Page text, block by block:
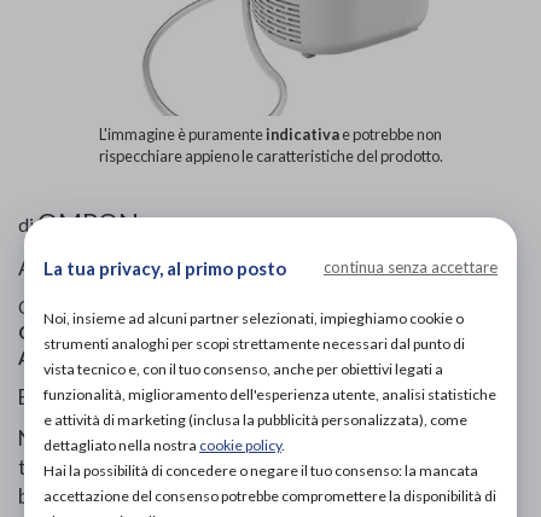
L'immagine è puramenteindicativae potrebbe non
rispecchiare appieno le caratteristiche del prodotto.
diOMRON
AEREOSOL A PISTONE
Codice OTGP:
OMMA1E
| Categoria: Elettromedicali e diagnostica
Aerosol
Aerosol a pistone
Essential a pistone
Nebulizzatore per tutta la famiglia, indicato per il
trattamento delle basse vie aeree: asma, bronchiti,
bronchioliti, BPCO.
La tua privacy, al primo posto continua senza accettare
Noi, insieme ad alcuni partner selezionati, impieghiamo cookie o
strumenti analoghi per scopi strettamente necessari dal punto di
vista tecnico e, con il tuo consenso, anche per obiettivi legati a
funzionalità, miglioramento dell'esperienza utente, analisi statistiche
e attività di marketing (inclusa la pubblicità personalizzata), come
dettagliato nella nostra cookie policy.
Hai la possibilità di concedere o negare il tuo consenso: la mancata
accettazione del consenso potrebbe compromettere la disponibilità di